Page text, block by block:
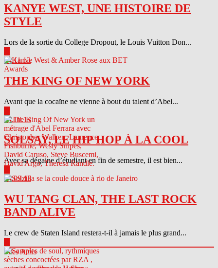
KANYE WEST, UNE HISTOIRE DE
STYLE
Lors de la sortie du College Dropout, le Louis Vuitton Don...
04.11.13
THE KING OF NEW YORK
Avant que la cocaïne ne vienne à bout du talent d’Abel...
04.10.13
SOLSAY, LE HIP HOP À LA COOL
Avec sa dégaine d’étudiant en fin de semestre, il est bien...
04.09.13
WU TANG CLAN, THE LAST ROCK
BAND ALIVE
Le crew de Staten Island restera-t-il à jamais le plus grand...
Sites Amis